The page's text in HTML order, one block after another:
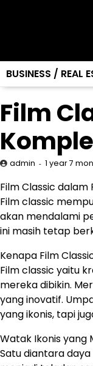
BUSINESS / REAL
Film
admin 1 year 7
Film Classic
Film classic
akan mendalami
ini masih tetap
Kenapa Film
Film classic yaitu
mereka dibikin.
yang inovatif.
yang ikonis, tapi
Watak Ikonis yang
Satu diantara